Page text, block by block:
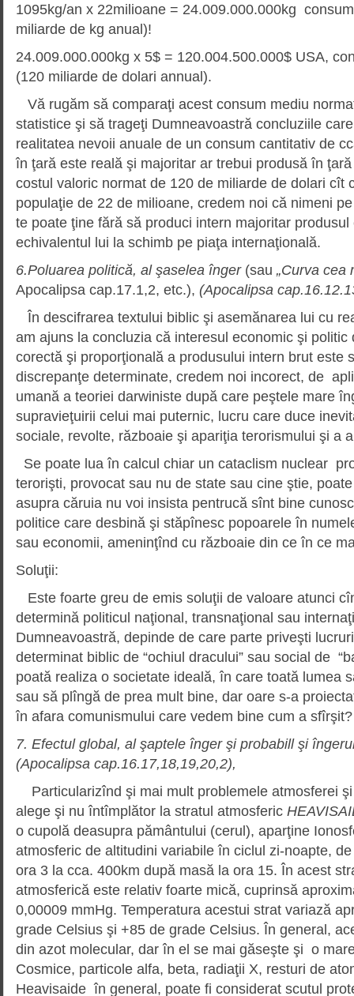
1095kg/an x 22milioane = 24.009.000.000kg
miliarde de kg anual)!
24.009.000.000kg x 5$ = 120.004.500.000$ USA,
(120 miliarde de dolari annual).
Vă rugăm să comparaţi acest consum mediu
statistice şi să trageţi Dumneavoastră concluziile
realitatea nevoii anuale de un consum cantitativ de
în ţară este reală şi majoritar ar trebui produsă în
costul valoric normat de 120 de miliarde de dolari cît
populaţie de 22 de milioane, credem noi că nimeni
te poate ţine fără să produci intern majoritar
echivalentul lui la schimb pe piaţa internaţională.
6.Poluarea politică, al şaselea înger (sau „Curva cea
Apocalipsa cap.17.1,2, etc.), (Apocalipsa
În descifrarea textului biblic şi asemănarea lui cu
am ajuns la concluzia că interesul economic şi politic
corectă şi proporţională a produsului intern brut este
discrepanţe determinate, credem noi incorect, de
umană a teoriei darwiniste după care peştele mare
supravieţuirii celui mai puternic, lucru care duce
sociale, revolte, războaie şi apariţia terorismului şi
Se poate lua în calcul chiar un cataclism nuclear
terorişti, provocat sau nu de state sau cine ştie,
asupra căruia nu voi insista pentrucă sînt bine
politice care desbină şi stăpînesc popoarele în
sau economii, ameninţînd cu războaie din ce în ce
Soluţii:
Este foarte greu de emis soluţii de valoare atunci
determină politicul naţional, transnaţional sau
Dumneavoastră, depinde de care parte priveşti
determinat biblic de “ochiul dracului” sau social de
poată realiza o societate ideală, în care toată lumea
sau să plîngă de prea mult bine, dar oare s-a
în afara comunismului care vedem bine cum a sfîrşit?
7. Efectul global, al şaptele înger şi probabill şi
(Apocalipsa cap.16.17,18,19,20,2),
Particularizînd şi mai mult problemele atmosferei
alege şi nu întîmplător la stratul atmosferic
o cupolă deasupra pământului (cerul), aparţine
atmosferic de altitudini variabile în ciclul zi-noapte,
ora 3 la cca. 400km după masă la ora 15. În acest
atmosferică este relativ foarte mică, cuprinsă
0,00009 mmHg. Temperatura acestui strat variază
grade Celsius şi +85 de grade Celsius. În general,
din azot molecular, dar în el se mai găseşte şi o
Cosmice, particole alfa, beta, radiaţii X, resturi de
Heavisaide în general, poate fi considerat scutul